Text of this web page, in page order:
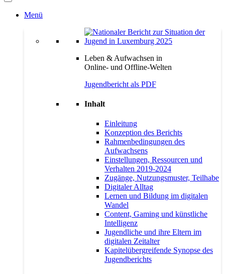
Menü
Leben & Aufwachsen in
Online- und Offline-Welten
Jugendbericht als PDF
Inhalt
Einleitung
Konzeption des Berichts
Rahmenbedingungen des
Aufwachsens
Einstellungen, Ressourcen und
Verhalten 2019-2024
Zugänge, Nutzungsmuster, Teilhabe
Digitaler Alltag
Lernen und Bildung im digitalen
Wandel
Content, Gaming und künstliche
Intelligenz
Jugendliche und ihre Eltern im
digitalen Zeitalter
Kapitelübergreifende Synopse des
Jugendberichts